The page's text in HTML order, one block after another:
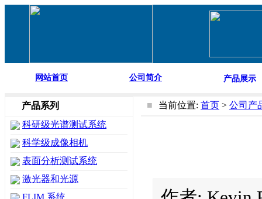
网站首页 公司简介 产品展示
产品系列
科研级光谱测试系统
科学级成像相机
表面分析测试系统
激光器和光源
FLIM 系统
■ 当前位置: 首页 > 公司产